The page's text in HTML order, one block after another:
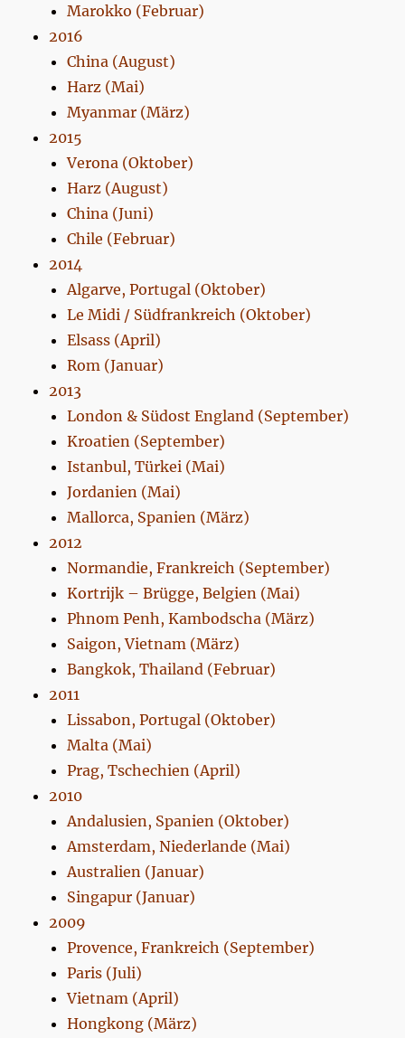
Marokko (Februar)
2016
China (August)
Harz (Mai)
Myanmar (März)
2015
Verona (Oktober)
Harz (August)
China (Juni)
Chile (Februar)
2014
Algarve, Portugal (Oktober)
Le Midi / Südfrankreich (Oktober)
Elsass (April)
Rom (Januar)
2013
London & Südost England (September)
Kroatien (September)
Istanbul, Türkei (Mai)
Jordanien (Mai)
Mallorca, Spanien (März)
2012
Normandie, Frankreich (September)
Kortrijk – Brügge, Belgien (Mai)
Phnom Penh, Kambodscha (März)
Saigon, Vietnam (März)
Bangkok, Thailand (Februar)
2011
Lissabon, Portugal (Oktober)
Malta (Mai)
Prag, Tschechien (April)
2010
Andalusien, Spanien (Oktober)
Amsterdam, Niederlande (Mai)
Australien (Januar)
Singapur (Januar)
2009
Provence, Frankreich (September)
Paris (Juli)
Vietnam (April)
Hongkong (März)